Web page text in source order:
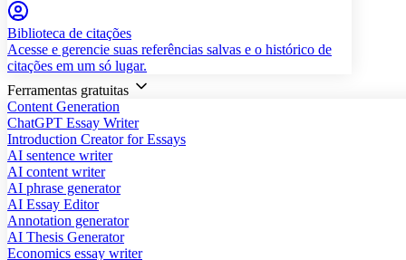
Biblioteca de citações
Acesse e gerencie suas referências salvas e o histórico de
citações em um só lugar.
Ferramentas gratuitas
Content Generation
ChatGPT Essay Writer
Introduction Creator for Essays
AI sentence writer
AI content writer
AI phrase generator
AI Essay Editor
Annotation generator
AI Thesis Generator
Economics essay writer